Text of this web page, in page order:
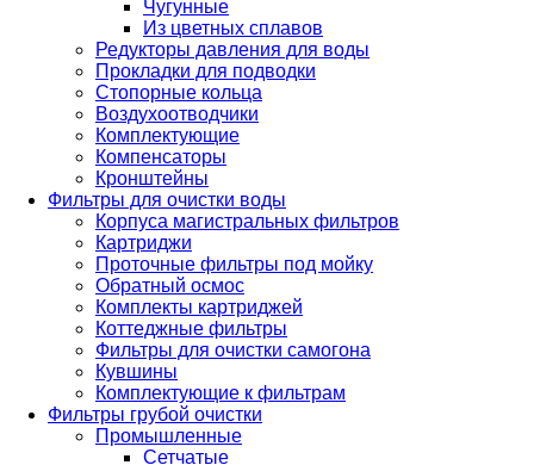
Чугунные
Из цветных сплавов
Редукторы давления для воды
Прокладки для подводки
Стопорные кольца
Воздухоотводчики
Комплектующие
Компенсаторы
Кронштейны
Фильтры для очистки воды
Корпуса магистральных фильтров
Картриджи
Проточные фильтры под мойку
Обратный осмос
Комплекты картриджей
Коттеджные фильтры
Фильтры для очистки самогона
Кувшины
Комплектующие к фильтрам
Фильтры грубой очистки
Промышленные
Сетчатые